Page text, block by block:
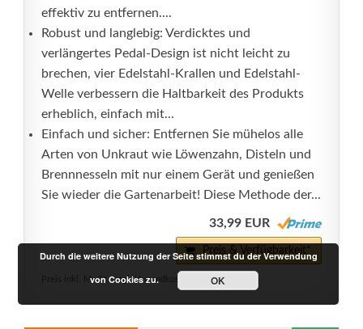
effektiv zu entfernen....
Robust und langlebig: Verdicktes und
verlängertes Pedal-Design ist nicht leicht zu
brechen, vier Edelstahl-Krallen und Edelstahl-
Welle verbessern die Haltbarkeit des Produkts
erheblich, einfach mit...
Einfach und sicher: Entfernen Sie mühelos alle
Arten von Unkraut wie Löwenzahn, Disteln und
Brennnesseln mit nur einem Gerät und genießen
Sie wieder die Gartenarbeit! Diese Methode der...
33,99 EUR
Preis & Verfügbarkeit*
Preis inkl. MwSt., zzgl. Versandkosten
Durch die weitere Nutzung der Seite stimmst du der Verwendung
von Cookies zu.
OK